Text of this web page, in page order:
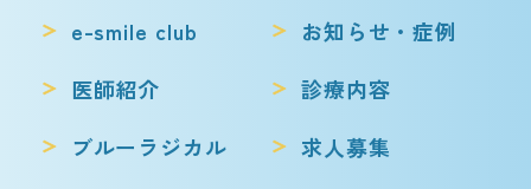
e-smile club
お知らせ・症例
医師紹介
診療内容
ブルーラジカル
求人募集